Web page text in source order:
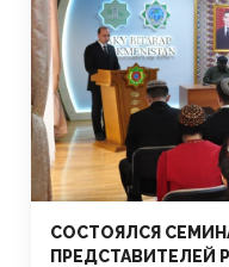
СОСТОЯЛСЯ
ПРЕДСТАВИТЕЛЕЙ